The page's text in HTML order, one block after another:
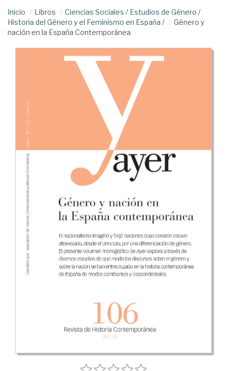
Inicio Libros Ciencias Sociales / Estudios de Género /
Historia del Género y el Feminismo en España /
Género y
nación en la España Contemporánea